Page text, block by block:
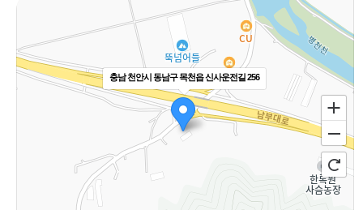
충남 천안시 동남구 목천읍 신사운전길 256